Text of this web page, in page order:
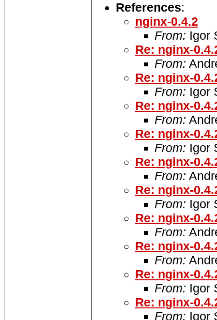
References:
nginx-0.4.2
From: Igor
Re: nginx-
From:
Re: nginx-
From: Igor
Re: nginx-
From:
Re: nginx-
From: Igor
Re: nginx-
From:
Re: nginx-
From: Igor
Re: nginx-
From:
Re: nginx-
From:
Re: nginx-
From: Igor
Re: nginx-
From: Igor